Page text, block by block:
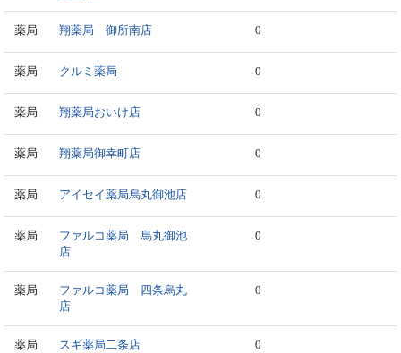
薬局 翔薬局 御所南店 0
薬局 クルミ薬局 0
薬局 翔薬局おいけ店 0
薬局 翔薬局御幸町店 0
薬局 アイセイ薬局烏丸御池店 0
薬局
ファルコ薬局 烏丸御池
店
0
薬局
ファルコ薬局 四条烏丸
店
0
薬局 スギ薬局二条店 0